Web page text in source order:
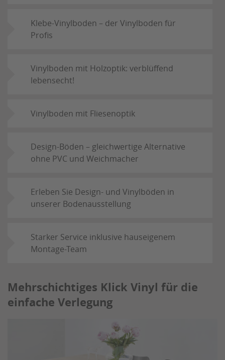
Klebe-Vinylboden – der Vinylboden für
Profis
Vinylboden mit Holzoptik: verblüffend
lebensecht!
Vinylboden mit Fliesenoptik
Design-Böden – gleichwertige Alternative
ohne PVC und Weichmacher
Erleben Sie Design- und Vinylböden in
unserer Bodenausstellung
Starker Service inklusive hauseigenem
Montage-Team
Mehrschichtiges Klick Vinyl für die
einfache Verlegung